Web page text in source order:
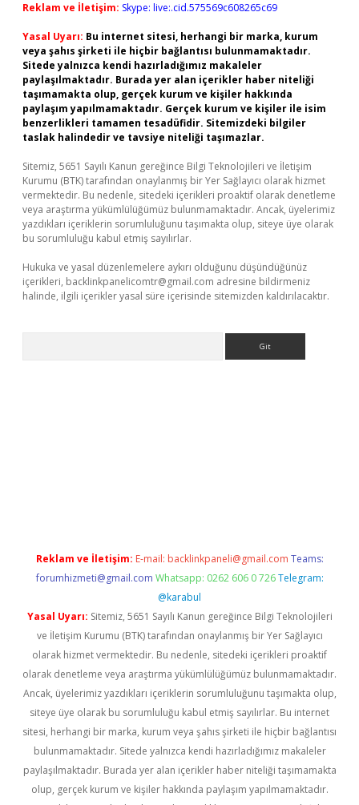
Reklam ve İletişim: Skype: live:.cid.575569c608265c69
Yasal Uyarı: Bu internet sitesi, herhangi bir marka, kurum
veya şahıs şirketi ile hiçbir bağlantısı bulunmamaktadır.
Sitede yalnızca kendi hazırladığımız makaleler
paylaşılmaktadır. Burada yer alan içerikler haber niteliği
taşımamakta olup, gerçek kurum ve kişiler hakkında
paylaşım yapılmamaktadır. Gerçek kurum ve kişiler ile isim
benzerlikleri tamamen tesadüfidir. Sitemizdeki bilgiler
taslak halindedir ve tavsiye niteliği taşımazlar.
Sitemiz, 5651 Sayılı Kanun gereğince Bilgi Teknolojileri ve İletişim
Kurumu (BTK) tarafından onaylanmış bir Yer Sağlayıcı olarak hizmet
vermektedir. Bu nedenle, sitedeki içerikleri proaktif olarak denetleme
veya araştırma yükümlülüğümüz bulunmamaktadır. Ancak, üyelerimiz
yazdıkları içeriklerin sorumluluğunu taşımakta olup, siteye üye olarak
bu sorumluluğu kabul etmiş sayılırlar.
Hukuka ve yasal düzenlemelere aykırı olduğunu düşündüğünüz
içerikleri, backlinkpanelicomtr@gmail.com adresine bildirmeniz
halinde, ilgili içerikler yasal süre içerisinde sitemizden kaldırılacaktır.
Reklam ve İletişim: E-mail: backlinkpaneli@gmail.com Teams:
forumhizmeti@gmail.com Whatsapp: 0262 606 0 726 Telegram:
@karabul
Yasal Uyarı: Sitemiz, 5651 Sayılı Kanun gereğince Bilgi Teknolojileri
ve İletişim Kurumu (BTK) tarafından onaylanmış bir Yer Sağlayıcı
olarak hizmet vermektedir. Bu nedenle, sitedeki içerikleri proaktif
olarak denetleme veya araştırma yükümlülüğümüz bulunmamaktadır.
Ancak, üyelerimiz yazdıkları içeriklerin sorumluluğunu taşımakta olup,
siteye üye olarak bu sorumluluğu kabul etmiş sayılırlar. Bu internet
sitesi, herhangi bir marka, kurum veya şahıs şirketi ile hiçbir bağlantısı
bulunmamaktadır. Sitede yalnızca kendi hazırladığımız makaleler
paylaşılmaktadır. Burada yer alan içerikler haber niteliği taşımamakta
olup, gerçek kurum ve kişiler hakkında paylaşım yapılmamaktadır.